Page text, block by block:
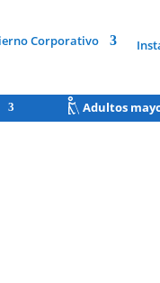
Corporativo
Adultos